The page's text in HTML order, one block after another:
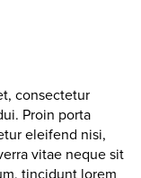
consectetur
Proin porta
eleifend nisi,
vitae neque sit
tincidunt lorem